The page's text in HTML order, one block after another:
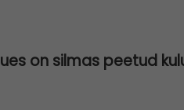
on silmas peetud